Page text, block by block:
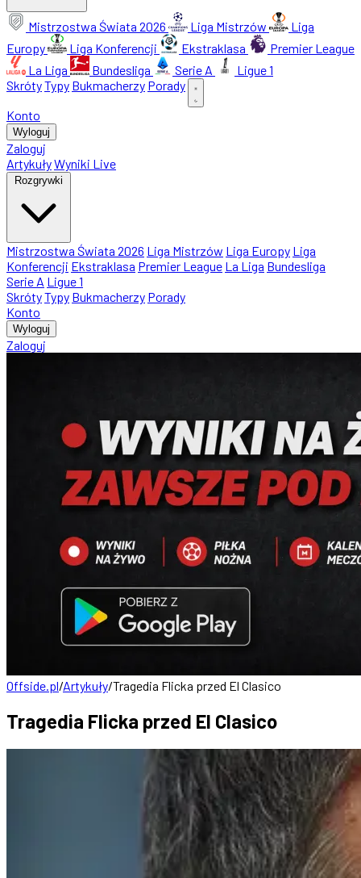
Mistrzostwa Świata 2026 Liga Mistrzów
Liga
Europy
Liga Konferencji Ekstraklasa
Premier League
La Liga
Bundesliga Serie A
Ligue 1
SkrótyTypy Bukmacherzy Porady
Konto
Wyloguj
Zaloguj
ArtykułyWyniki Live
Rozgrywki
Mistrzostwa Świata 2026 Liga Mistrzów Liga Europy Liga
Konferencji Ekstraklasa Premier League La Liga Bundesliga
Serie A Ligue 1
SkrótyTypy Bukmacherzy Porady
Konto
Wyloguj
Zaloguj
Offside.pl/Artykuły/Tragedia Flicka przed El Clasico
Tragedia Flicka przed El Clasico